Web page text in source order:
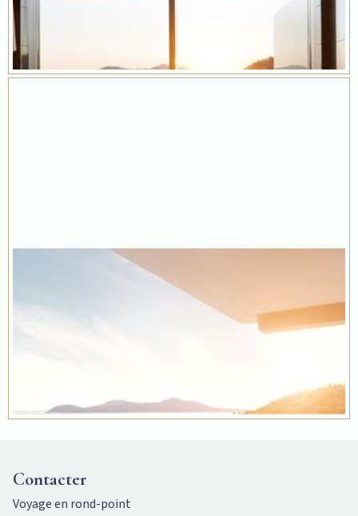
Contacter
Voyage en rond-point